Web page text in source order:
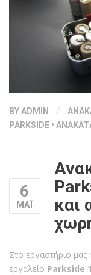
BYADMIN /
PARKSIDE •
6
ΜΑΪ
και
Στο εργαστήριο
εργαλείο Parkside